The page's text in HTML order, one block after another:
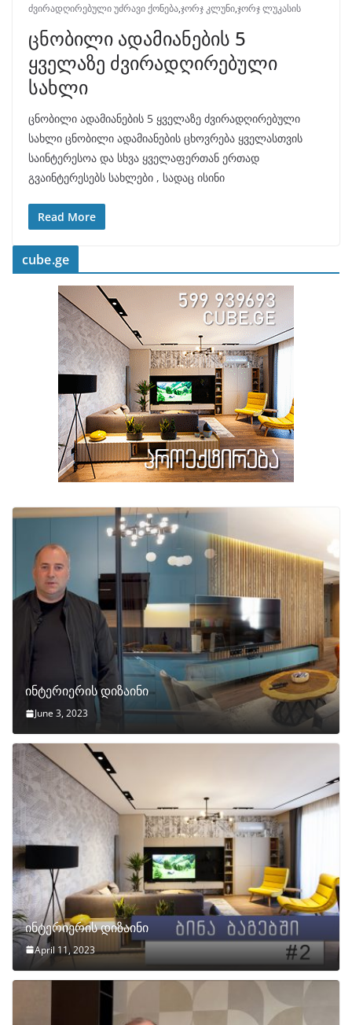
ძვირადღირებული უძრავი ქონება,ჯორჯ კლუნი,ჯორჯ ლუკასის
ცნობილი ადამიანების 5
ყველაზე ძვირადღირებული
სახლი
ცნობილი ადამიანების 5 ყველაზე ძვირადღირებული
სახლი ცნობილი ადამიანების ცხოვრება ყველასთვის
საინტერესოა და სხვა ყველაფერთან ერთად
გვაინტერესებს სახლები , სადაც ისინი
Read More
cube.ge
ინტერიერის დიზაინი
June 3, 2023
ინტერიერის დიზაინი
April 11, 2023